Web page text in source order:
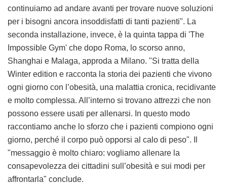
continuiamo ad andare avanti per trovare nuove soluzioni
per i bisogni ancora insoddisfatti di tanti pazienti". La
seconda installazione, invece, è la quinta tappa di 'The
Impossible Gym' che dopo Roma, lo scorso anno,
Shanghai e Malaga, approda a Milano. "Si tratta della
Winter edition e racconta la storia dei pazienti che vivono
ogni giorno con l’obesità, una malattia cronica, recidivante
e molto complessa. All’interno si trovano attrezzi che non
possono essere usati per allenarsi. In questo modo
raccontiamo anche lo sforzo che i pazienti compiono ogni
giorno, perché il corpo può opporsi al calo di peso". Il
"messaggio è molto chiaro: vogliamo allenare la
consapevolezza dei cittadini sull’obesità e sui modi per
affrontarla" conclude.